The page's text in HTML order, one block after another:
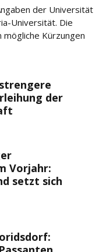
der Universität
Universität. Die
Kürzungen
der
Vorjahr:
setzt sich